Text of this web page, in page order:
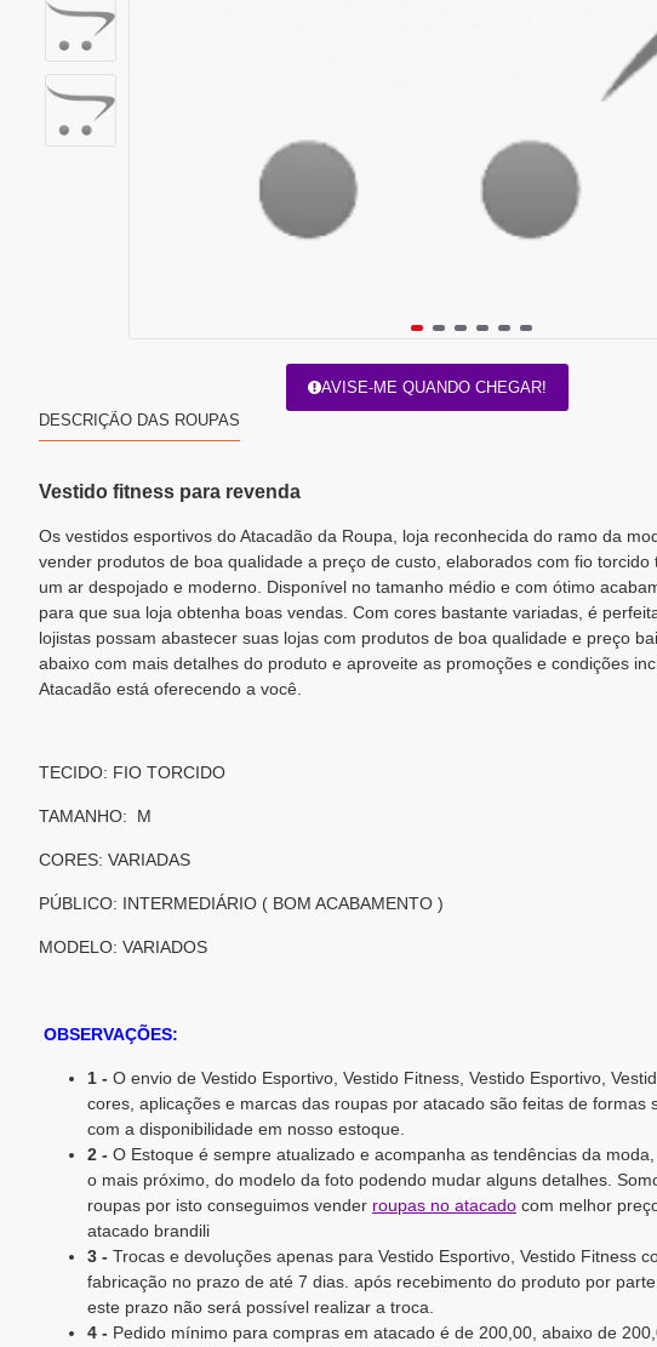
AVISE-ME QUANDO CHEGAR!
DESCRIÇÃO DAS ROUPAS
Vestido fitness para revenda
Os vestidos esportivos do Atacadão da Roupa, loja reconhecida do ramo da
vender produtos de boa qualidade a preço de custo, elaborados com fio torcido
um ar despojado e moderno. Disponível no tamanho médio e com ótimo
para que sua loja obtenha boas vendas. Com cores bastante variadas, é
lojistas possam abastecer suas lojas com produtos de boa qualidade e preço
abaixo com mais detalhes do produto e aproveite as promoções e condições
Atacadão está oferecendo a você.
TECIDO: FIO TORCIDO
TAMANHO: M
CORES: VARIADAS
PÚBLICO: INTERMEDIÁRIO ( BOM ACABAMENTO )
MODELO: VARIADOS
OBSERVAÇÕES:
1 - O envio de Vestido Esportivo, Vestido Fitness, Vestido Esportivo,
cores, aplicações e marcas das roupas por atacado são feitas de formas
com a disponibilidade em nosso estoque.
2 - O Estoque é sempre atualizado e acompanha as tendências da
o mais próximo, do modelo da foto podendo mudar alguns detalhes.
roupas por isto conseguimos vender roupas no atacado com melhor
atacado brandili
3 - Trocas e devoluções apenas para Vestido Esportivo, Vestido Fitness
fabricação no prazo de até 7 dias. após recebimento do produto por
este prazo não será possível realizar a troca.
4 - Pedido mínimo para compras em atacado é de 200,00, abaixo de